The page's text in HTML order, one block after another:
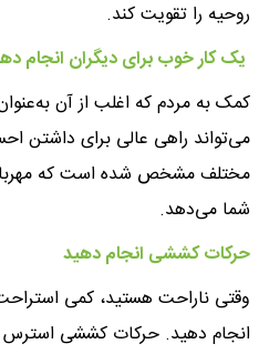
روحیه را تقویت کند.
یک کار خوب برای دیگران انجام
کمک به مردم که اغلب از آن
می‌تواند راهی عالی برای داشتن
مختلف مشخص شده است که
شما می‌دهد.
حرکات کششی انجام دهید
وقتی ناراحت هستید، کمی
انجام دهید. حرکات کششی